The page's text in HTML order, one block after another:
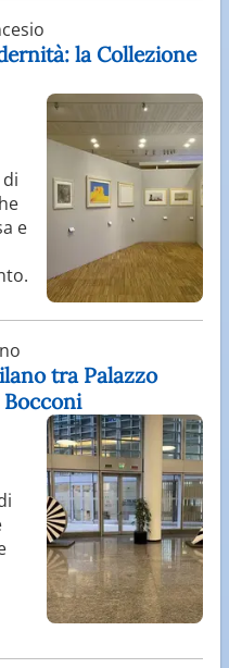
la Collezione
e
tra Palazzo
Bocconi